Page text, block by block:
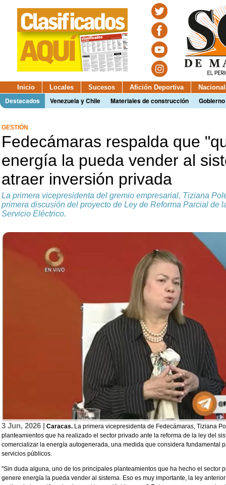
Inicio Locales Sucesos Afición Deportiva
Destacados Venezuela y Chile Materiales de construcción
GESTIÓN
Fedecámaras respalda que
energía la pueda vender al
atraer inversión privada
La primera vicepresidenta del gremio empresarial, Tiziana
primera discusión del proyecto de Ley de Reforma Parcial de
Servicio Eléctrico.
3 Jun, 2026 | Caracas. La primera vicepresidenta de Fedecámaras, Tiziana
planteamientos que ha realizado el sector privado ante la reforma de la ley del
comercializar la energía autogenerada, una medida que considera fundamental
servicios públicos.
"Sin duda alguna, uno de los principales planteamientos que ha hecho el sector
genere energía la pueda vender al sistema. Eso es muy importante, la ley